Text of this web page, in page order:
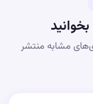
بخوانید
مشابه منتشر